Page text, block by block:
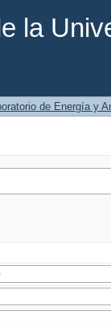
la
de Energía y